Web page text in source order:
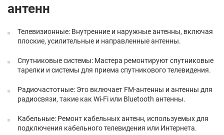
антенн
Телевизионные: Внутренние и наружные антенны, включая
плоские, усилительные и направленные антенны.
Спутниковые системы: Мастера ремонтируют спутниковые
тарелки и системы для приема спутникового телевидения.
Радиочастотные: Это включает FM-антенны и антенны для
радиосвязи, такие как Wi-Fi или Bluetooth антенны.
Кабельные: Ремонт кабельных антенн, используемых для
подключения кабельного телевидения или Интернета.